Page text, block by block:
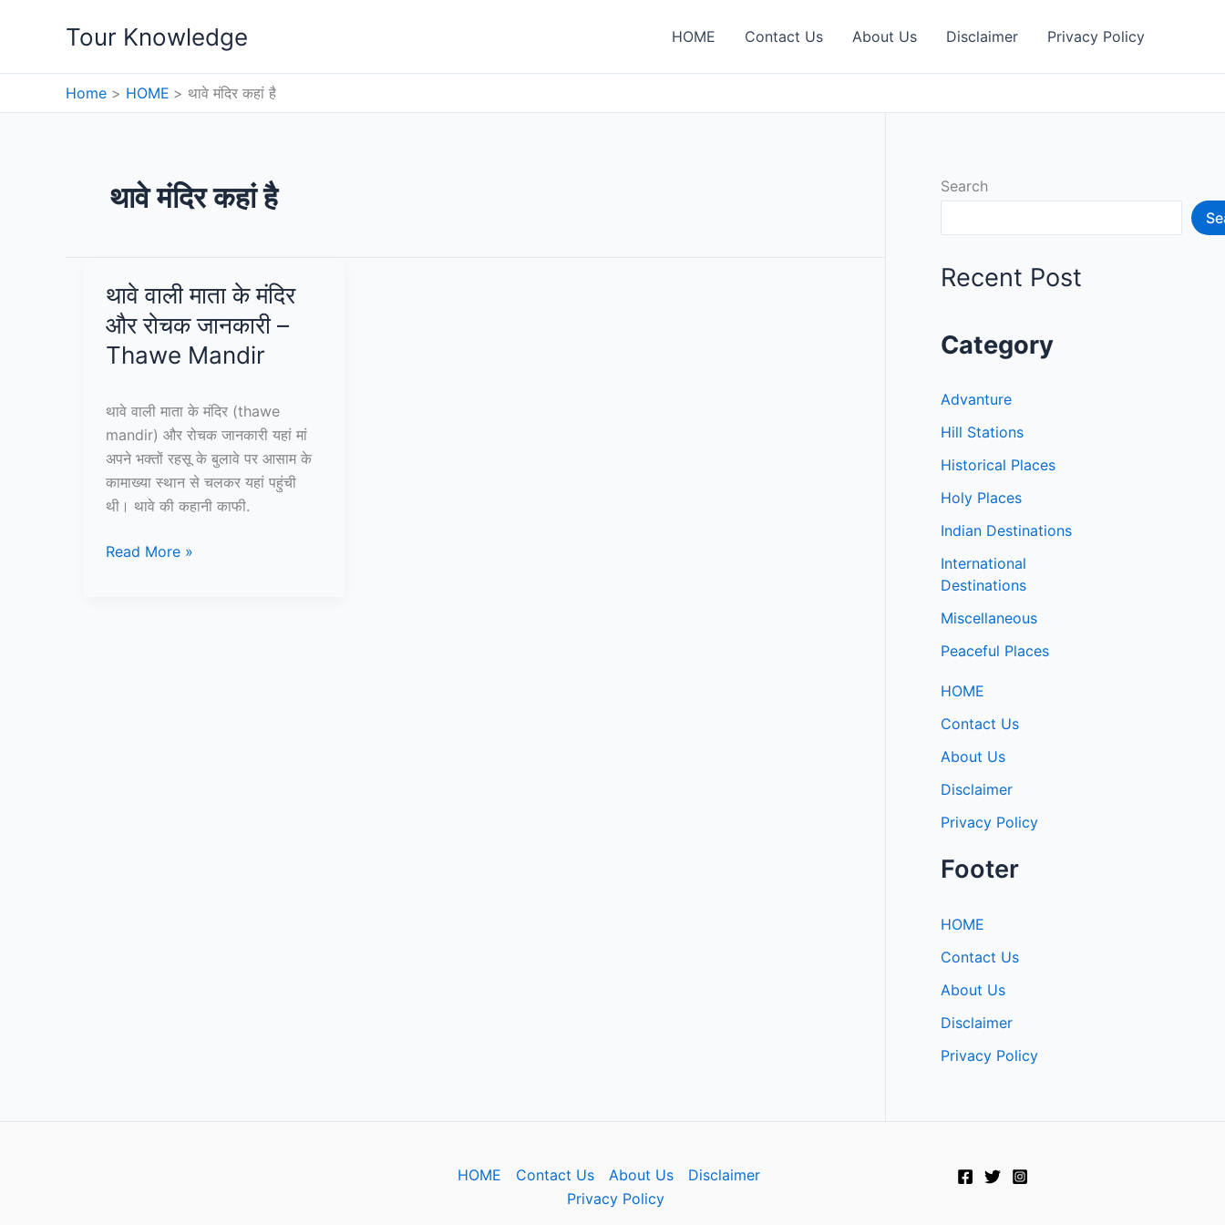
Tour Knowledge HOME Contact Us About Us Disclaimer Privacy Policy
Home HOME थावे मंदिर कहां है
थावे मंदिर कहां है
थावे वाली माता के मंदिर
और रोचक जानकारी –
Thawe Mandir
थावे वाली माता के मंदिर (thawe
mandir) और रोचक जानकारी यहां मां
अपने भक्तों रहसू के बुलावे पर आसाम के
कामाख्या स्थान से चलकर यहां पहुंची
थी। थावे की कहानी काफी.
थावे
Read More »
Search
Recent Post
Category
Advanture
Hill Stations
Historical Places
Holy Places
Indian Destinations
International
Destinations
Miscellaneous
Peaceful Places
HOME
Contact Us
About Us
Disclaimer
Privacy Policy
Footer
HOME
Contact Us
About Us
Disclaimer
Privacy Policy
HOME Contact Us About Us
Disclaimer
Privacy Policy